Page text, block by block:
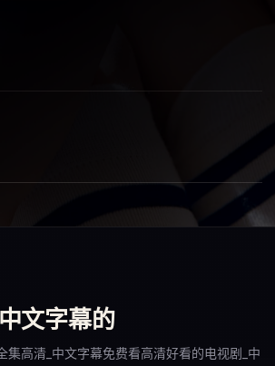
文字幕的
集高清_中文字幕免费看高清好看的电视剧_中